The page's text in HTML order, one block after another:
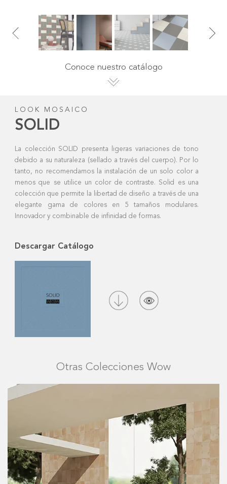
Conoce nuestro catálogo
Descargar Catálogo
LOOK MOSAICO
SOLID
La colección SOLID presenta ligeras variaciones de tono
debido a su naturaleza (sellado a través del cuerpo). Por lo
tanto, no recomendamos la instalación de un solo color a
menos que se utilice un color de contraste. Solid es una
colección que permite la libertad de diseño a través de una
elegante gama de colores en 5 tamaños modulares.
Innovador y combinable de infinidad de formas.
Otras Colecciones Wow